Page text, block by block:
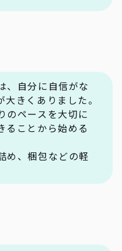
、自分に自信がな
きくありました。
のペースを大切に
ることから始める
め、梱包などの軽